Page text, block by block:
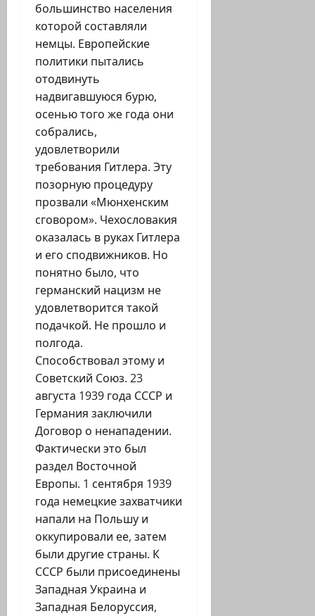
большинство населения
которой составляли
немцы. Европейские
политики пытались
отодвинуть
надвигавшуюся бурю,
осенью того же года они
собрались,
удовлетворили
требования Гитлера. Эту
позорную процедуру
прозвали «Мюнхенским
сговором». Чехословакия
оказалась в руках Гитлера
и его сподвижников. Но
понятно было, что
германский нацизм не
удовлетворится такой
подачкой. Не прошло и
полгода.
Способствовал этому и
Советский Союз. 23
августа 1939 года СССР и
Германия заключили
Договор о ненападении.
Фактически это был
раздел Восточной
Европы. 1 сентября 1939
года немецкие захватчики
напали на Польшу и
оккупировали ее, затем
были другие страны. К
СССР были присоединены
Западная Украина и
Западная Белоруссия,